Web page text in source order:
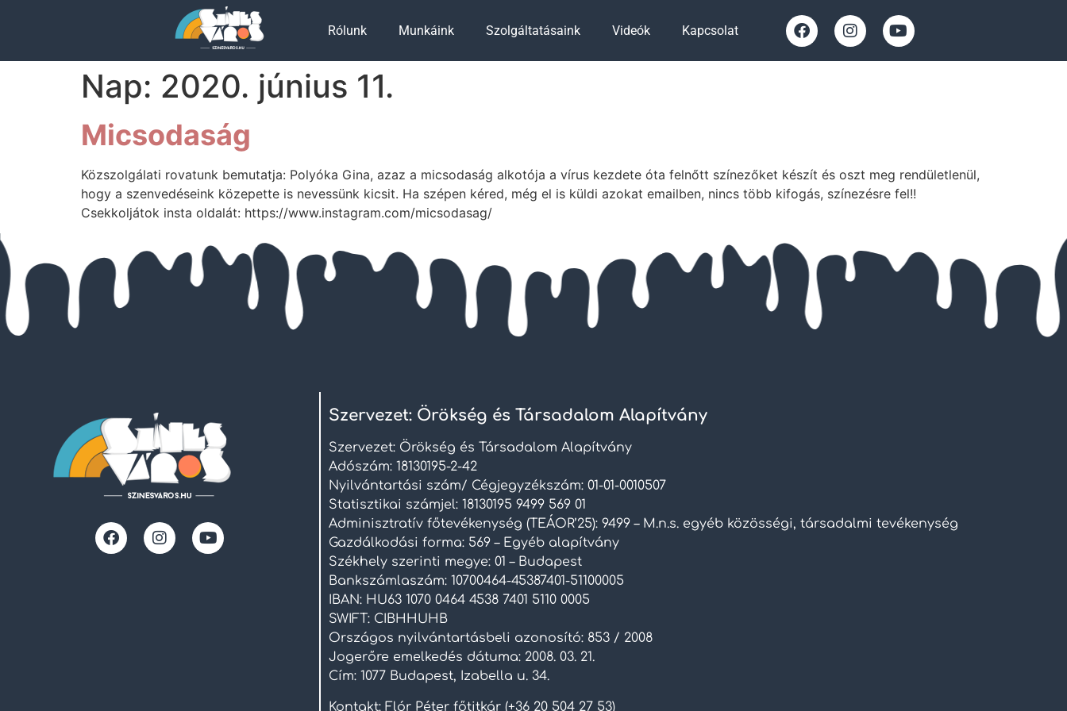
Rólunk Munkáink Szolgáltatásaink Videók Kapcsolat
Nap: 2020. június 11.
Micsodaság
Közszolgálati rovatunk bemutatja: Polyóka Gina, azaz a micsodaság alkotója a vírus kezdete óta felnőtt színezőket készít és oszt meg rendületlenül,
hogy a szenvedéseink közepette is nevessünk kicsit. Ha szépen kéred, még el is küldi azokat emailben, nincs több kifogás, színezésre fel!!
Csekkoljátok insta oldalát: https://www.instagram.com/micsodasag/
Szervezet: Örökség és Társadalom Alapítvány
Szervezet: Örökség és Társadalom Alapítvány
Adószám: 18130195-2-42
Nyilvántartási szám/ Cégjegyzékszám: 01-01-0010507
Statisztikai számjel: 18130195 9499 569 01
Adminisztratív főtevékenység (TEÁOR’25): 9499 – M.n.s. egyéb közösségi, társadalmi tevékenység
Gazdálkodási forma: 569 – Egyéb alapítvány
Székhely szerinti megye: 01 – Budapest
Bankszámlaszám: 10700464-45387401-51100005
IBAN: HU63 1070 0464 4538 7401 5110 0005
SWIFT: CIBHHUHB
Országos nyilvántartásbeli azonosító: 853 / 2008
Jogerőre emelkedés dátuma: 2008. 03. 21.
Cím: 1077 Budapest, Izabella u. 34.
Kontakt: Flór Péter főtitkár (+36 20 504 27 53)